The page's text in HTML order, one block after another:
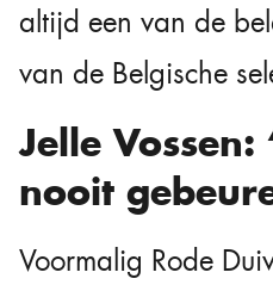
altijd een van de
van de Belgische
Jelle Vossen:
nooit
Voormalig Rode